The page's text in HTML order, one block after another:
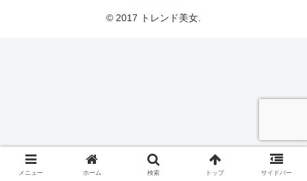
© 2017 トレンド美女.
メニュー ホーム 検索 トップ サイドバー